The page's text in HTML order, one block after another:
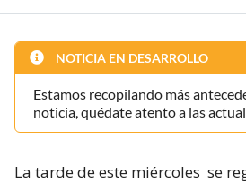
NOTICIA EN DESARROLLO
Estamos recopilando más
noticia, quédate atento a las
La tarde de este miércoles se